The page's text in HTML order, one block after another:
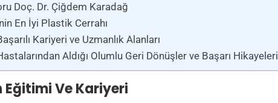
Doç. Dr. Çiğdem Karadağ
En İyi Plastik Cerrahı
Kariyeri ve Uzmanlık Alanları
Aldığı Olumlu Geri Dönüşler ve Başarı Hikayeleri
Eğitimi Ve Kariyeri